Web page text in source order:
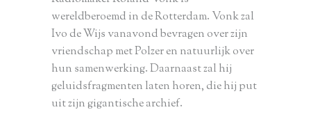
wereldberoemd in de Rotterdam. Vonk zal
Ivo de Wijs vanavond bevragen over zijn
vriendschap met Polzer en natuurlijk over
hun samenwerking. Daarnaast zal hij
geluidsfragmenten laten horen, die hij put
uit zijn gigantische archief.